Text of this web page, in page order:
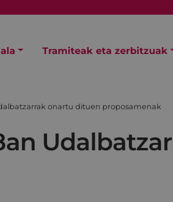
Tramiteak eta zerbitzuak
onartu dituen proposamenak